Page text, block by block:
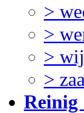
>
>
>
>